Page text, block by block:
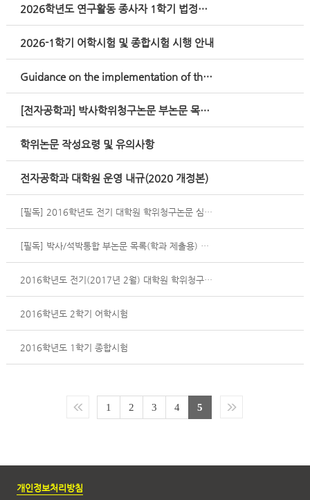
2026학년도 연구활동 종사자 1학기 법정교육 실시 안내
2026-1학기 어학시험 및 종합시험 시행 안내
Guidance on the implementation of the award system for outstanding graduate students at the Electron
[전자공학과] 박사학위청구논문 부논문 목록 제출 요청
학위논문 작성요령 및 유의사항
전자공학과 대학원 운영 내규(2020 개정본)
[필독] 2016학년도 전기 대학원 학위청구논문 심사 청구 관련한 제출서류 및 유의사항(공개발표 후)
[필독] 박사/석박통합 부논문 목록(학과 제출용) 제출 안내
2016학년도 전기(2017년 2월) 대학원 학위청구논문 심사안내입니다.
2016학년도 2학기 어학시험
2016학년도 1학기 종합시험
1 2 3 4 5
개인정보처리방침